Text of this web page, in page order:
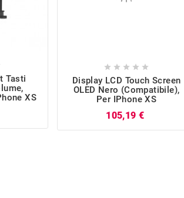
Tasti
XS
    
Display LCD Touch Screen
OLED Nero (Compatibile),
Per IPhone XS
105,19 €